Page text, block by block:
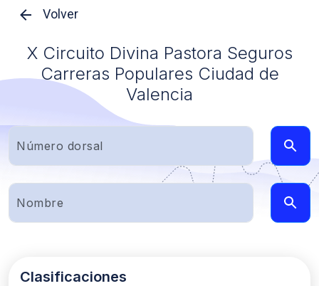
Volver
X Circuito Divina Pastora Seguros
Carreras Populares Ciudad de
Valencia
Clasificaciones